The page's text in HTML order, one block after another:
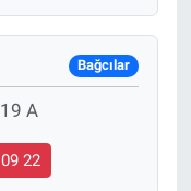
Bağcılar
A
22